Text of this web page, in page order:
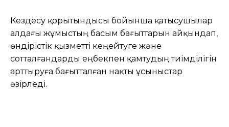
Кездесу қорытындысы бойынша қатысушылар
алдағы жұмыстың басым бағыттарын айқындап,
өндірістік қызметті кеңейтуге және
сотталғандарды еңбекпен қамтудың тиімділігін
арттыруға бағытталған нақты ұсыныстар
әзірледі.